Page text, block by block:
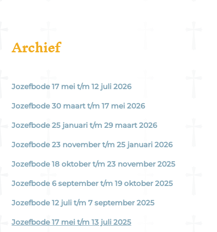
Archief
Jozefbode 17 mei t/m 12 juli 2026
Jozefbode 30 maart t/m 17 mei 2026
Jozefbode 25 januari t/m 29 maart 2026
Jozefbode 23 november t/m 25 januari 2026
Jozefbode 18 oktober t/m 23 november 2025
Jozefbode 6 september t/m 19 oktober 2025
Jozefbode 12 juli t/m 7 september 2025
Jozefbode 17 mei t/m 13 juli 2025